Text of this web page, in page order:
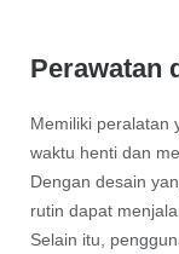
Perawatan
Memiliki peralatan
waktu henti dan
Dengan desain
rutin dapat
Selain itu,